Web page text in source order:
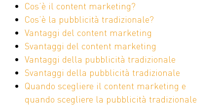
Cos’è il content marketing?
Cos’è la pubblicità tradizionale?
Vantaggi del content marketing
Svantaggi del content marketing
Vantaggi della pubblicità tradizionale
Svantaggi della pubblicità tradizionale
Quando scegliere il content marketing e
quando scegliere la pubblicità tradizionale